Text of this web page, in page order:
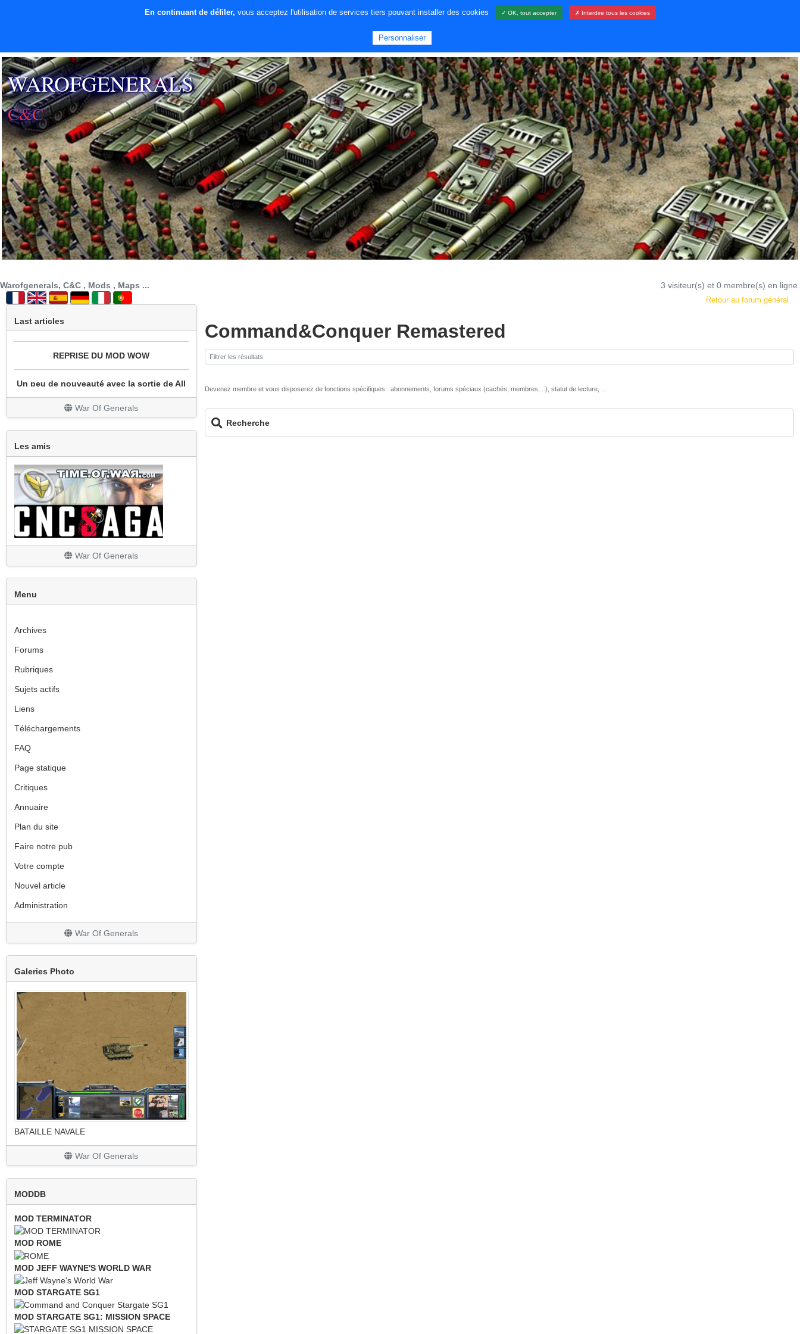
WAROFGENERALS
C&C
Warofgenerals, C&C , Mods , Maps ... 3 visiteur(s) et 0 membre(s) en ligne.
Last articles
SECTION PATCH FR
prochainement sotie mod cnc sg1 beta 3
Interview de MIC_TIGRA_NOD team airsoft
une super nouvelle de EAGames
REPRISE DU MOD WOW
Un peu de nouveauté avec la sortie de All
Stars
Grosse mise à jour
Les finitions
War Of Generals
Les amis
War Of Generals
Menu
Archives
Forums
Rubriques
Sujets actifs
Liens
Téléchargements
FAQ
Page statique
Critiques
Annuaire
Plan du site
Faire notre pub
Votre compte
Nouvel article
Administration
War Of Generals
Galeries Photo
BATAILLE NAVALE
War Of Generals
MODDB
MOD TERMINATOR
MOD ROME
MOD JEFF WAYNE'S WORLD WAR
MOD STARGATE SG1
MOD STARGATE SG1: MISSION SPACE
Retour au forum général
Command&Conquer Remastered
Devenez membre et vous disposerez de fonctions spécifiques : abonnements, forums spéciaux (cachés, membres, ..), statut de lecture, ...
Recherche
En continuant de défiler, vous acceptez l'utilisation de services tiers pouvant installer des cookies ✓ OK, tout accepter ✗ Interdire tous les cookies
Personnaliser